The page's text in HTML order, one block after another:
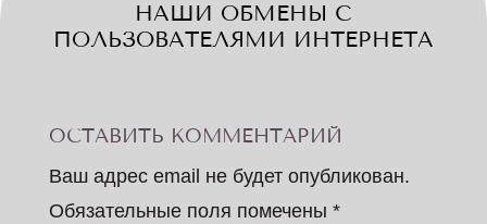
НАШИ ОБМЕНЫ С
ПОЛЬЗОВАТЕЛЯМИ ИНТЕРНЕТА
ОСТАВИТЬ КОММЕНТАРИЙ
Ваш адрес email не будет опубликован.
Обязательные поля помечены *